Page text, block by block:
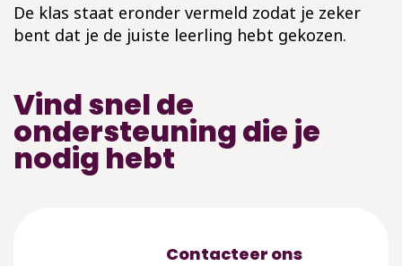
De klas staat eronder vermeld zodat je zeker
bent dat je de juiste leerling hebt gekozen.
Vind snel de
ondersteuning die je
nodig hebt
Contacteer ons